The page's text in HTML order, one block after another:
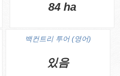
84 ha
백컨트리 투어 (영어)
있음